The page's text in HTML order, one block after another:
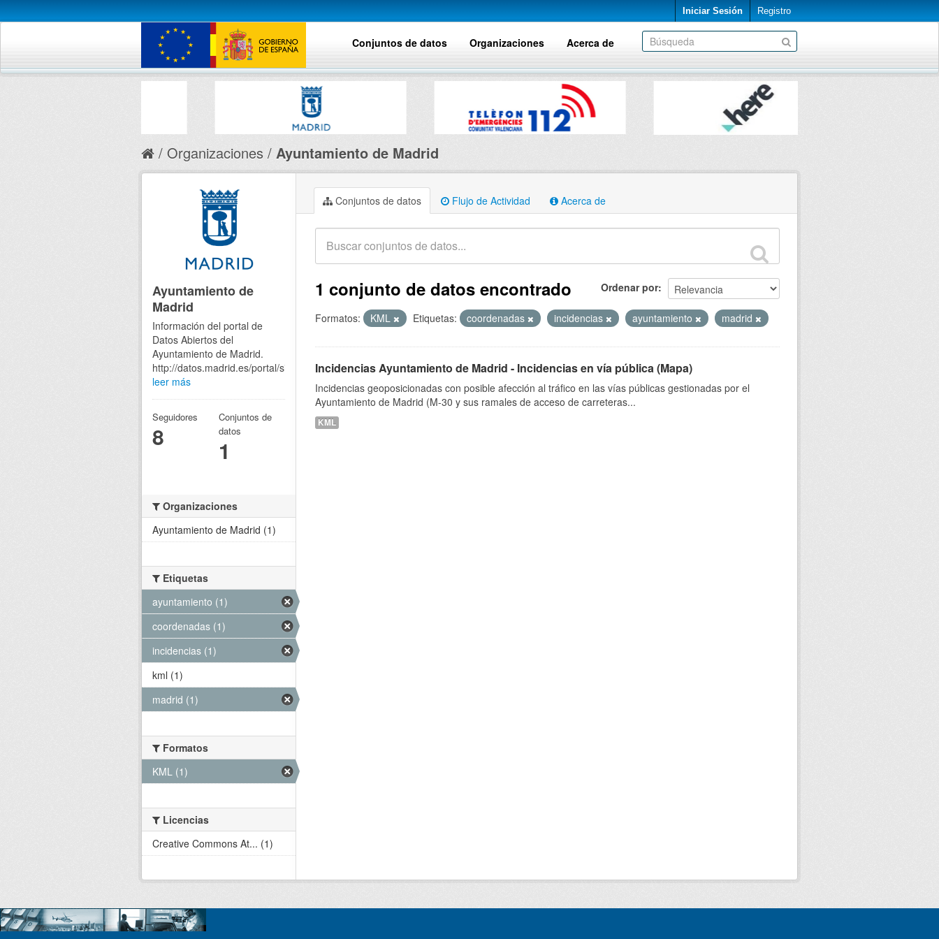
Iniciar Sesión Registro
Conjuntos de datos Organizaciones Acerca de
Organizaciones Ayuntamiento de Madrid
Conjuntos de datos Flujo de Actividad Acerca de
Ordenar por
1 conjunto de datos encontrado
Formatos: KML Etiquetas: coordenadas incidencias ayuntamiento madrid
Incidencias Ayuntamiento de Madrid - Incidencias en vía pública (Mapa)
Incidencias geoposicionadas con posible afección al tráfico en las vías públicas gestionadas por el
Ayuntamiento de Madrid (M-30 y sus ramales de acceso de carreteras...
KML
Ayuntamiento de
Madrid
Información del portal de
Datos Abiertos del
Ayuntamiento de Madrid.
http://datos.madrid.es/portal/site/egob
leer más
Seguidores
8
Conjuntos de
datos
1
Organizaciones
Ayuntamiento de Madrid (1)
Etiquetas
ayuntamiento (1)
coordenadas (1)
incidencias (1)
kml (1)
madrid (1)
Formatos
KML (1)
Licencias
Creative Commons At... (1)